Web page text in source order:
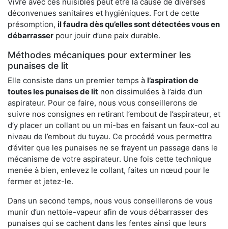
Vivre avec ces nuisibles peut être la cause de diverses
déconvenues sanitaires et hygiéniques. Fort de cette
présomption, il faudra dès qu’elles sont détectées vous en
débarrasser pour jouir d’une paix durable.
Méthodes mécaniques pour exterminer les
punaises de lit
Elle consiste dans un premier temps à l’aspiration de
toutes les punaises de lit non dissimulées à l’aide d’un
aspirateur. Pour ce faire, nous vous conseillerons de
suivre nos consignes en retirant l’embout de l’aspirateur, et
d’y placer un collant ou un mi-bas en faisant un faux-col au
niveau de l’embout du tuyau. Ce procédé vous permettra
d’éviter que les punaises ne se frayent un passage dans le
mécanisme de votre aspirateur. Une fois cette technique
menée à bien, enlevez le collant, faites un nœud pour le
fermer et jetez-le.
Dans un second temps, nous vous conseillerons de vous
munir d’un nettoie-vapeur afin de vous débarrasser des
punaises qui se cachent dans les fentes ainsi que leurs